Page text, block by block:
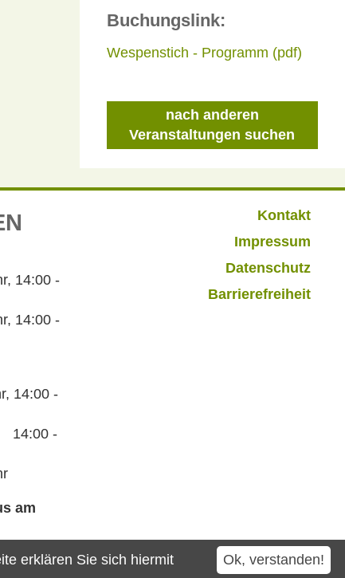
nach anderen
Veranstaltungen suchen
Buchungslink:
Wespenstich - Programm (pdf)
14:00 -
14:00 -
14:00 -
-
am
Kontakt
Impressum
Datenschutz
Barrierefreiheit
Ok, verstanden!
erklären Sie sich hiermit